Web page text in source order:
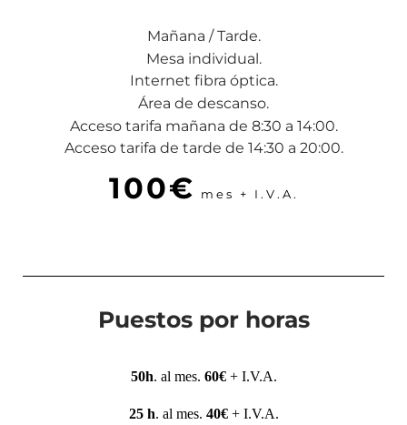
Mañana / Tarde.
Mesa individual.
Internet fibra óptica.
Área de descanso.
Acceso tarifa mañana de 8:30 a 14:00.
Acceso tarifa de tarde de 14:30 a 20:00.
100€ mes + I.V.A.
Puestos por horas
50h. al mes. 60€+ I.V.A.
25 h. al mes. 40€+ I.V.A.